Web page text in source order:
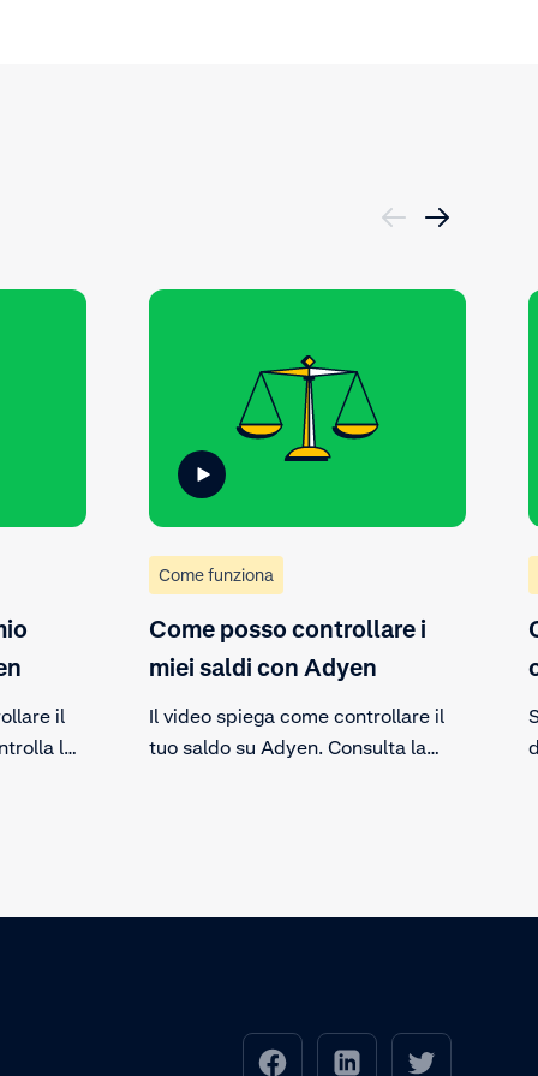
il
lo
Come funziona
Come posso controllare i
miei saldi con Adyen
Il video spiega come controllare il
tuo saldo su Adyen. Consulta la